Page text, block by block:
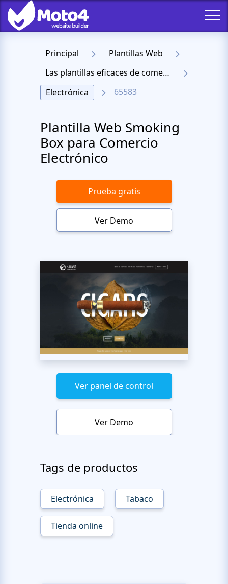
Principal
Plantillas Web
Las plantillas eficaces de comercio electrónico
Electrónica
65583
Plantilla Web Smoking
Box para Comercio
Electrónico
Prueba gratis
Ver Demo
Ver panel de control
Ver Demo
Tags de productos
Electrónica Tabaco
Tienda online